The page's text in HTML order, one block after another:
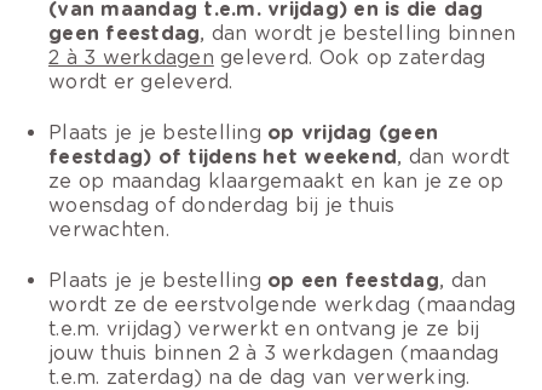
(van maandag t.e.m. vrijdag) en is die dag
geen feestdag, dan wordt je bestelling binnen
2 à 3 werkdagen geleverd. Ook op zaterdag
wordt er geleverd.
Plaats je je bestelling op vrijdag (geen
feestdag) of tijdens het weekend, dan wordt
ze op maandag klaargemaakt en kan je ze op
woensdag of donderdag bij je thuis
verwachten.
Plaats je je bestelling op een feestdag, dan
wordt ze de eerstvolgende werkdag (maandag
t.e.m. vrijdag) verwerkt en ontvang je ze bij
jouw thuis binnen 2 à 3 werkdagen (maandag
t.e.m. zaterdag) na de dag van verwerking.